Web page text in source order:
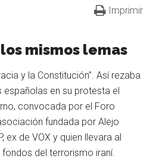
Imprimir
mismos lemas
y la Constitución”. Así rezaba
españolas en su protesta el
convocada por el Foro
fundada por Alejo
ex de VOX y quien llevara al
del terrorismo iraní.